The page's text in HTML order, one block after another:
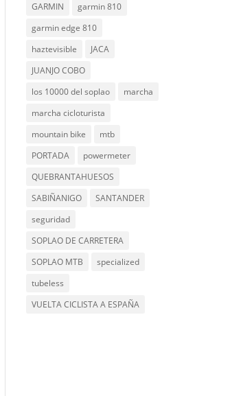
GARMIN
garmin 810
garmin edge 810
haztevisible
JACA
JUANJO COBO
los 10000 del soplao
marcha
marcha cicloturista
mountain bike
mtb
PORTADA
powermeter
QUEBRANTAHUESOS
SABIÑANIGO
SANTANDER
seguridad
SOPLAO DE CARRETERA
SOPLAO MTB
specialized
tubeless
VUELTA CICLISTA A ESPAÑA